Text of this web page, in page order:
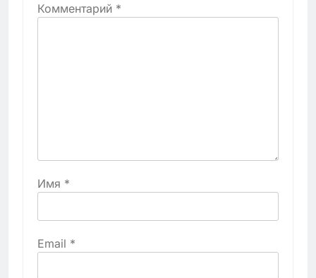
Комментарий *
Имя *
Email *